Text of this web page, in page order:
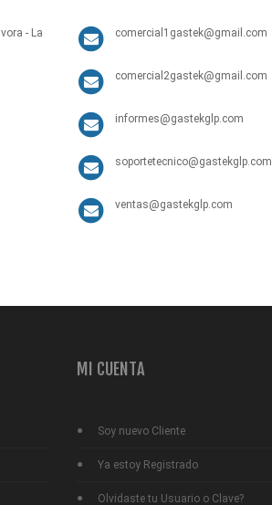
- La
comercial1gastek@gmail.com
comercial2gastek@gmail.com
informes@gastekglp.com
soportetecnico@gastekglp.com
ventas@gastekglp.com
MI CUENTA
Soy nuevo Cliente
Ya estoy Registrado
Olvidaste tu Usuario o Clave?